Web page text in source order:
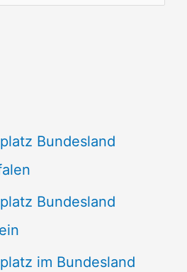
Bundesland
Bundesland
im Bundesland